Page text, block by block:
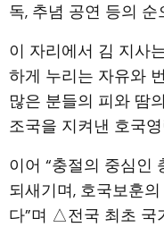
독, 추념 공연 등의 순
이 자리에서 김 지사
하게 누리는 자유와
많은 분들의 피와 땀
조국을 지켜낸 호국
이어 “충절의 중심인
되새기며, 호국보훈
다”며 △전국 최초 국